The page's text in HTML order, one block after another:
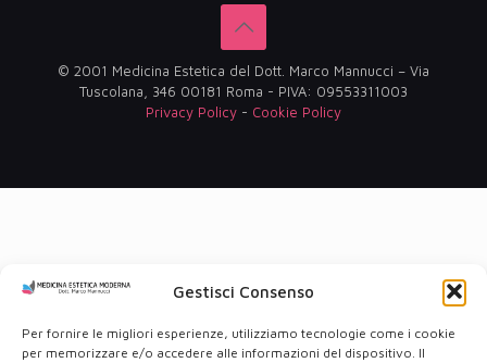
Gestisci Consenso
Per fornire le migliori esperienze, utilizziamo tecnologie come i cookie
per memorizzare e/o accedere alle informazioni del dispositivo. Il
© 2001 Medicina Estetica del Dott. Marco Mannucci – Via
Tuscolana, 346 00181 Roma - PIVA: 09553311003
Privacy Policy - Cookie Policy